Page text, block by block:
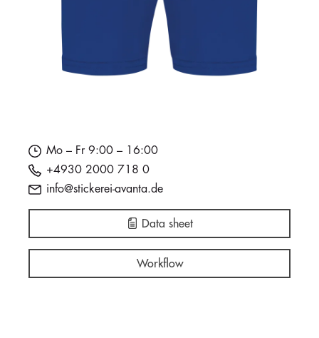
Mo – Fr 9:00 – 16:00
+4930 2000 718 0
info@stickerei-avanta.de
Data sheet
Workflow